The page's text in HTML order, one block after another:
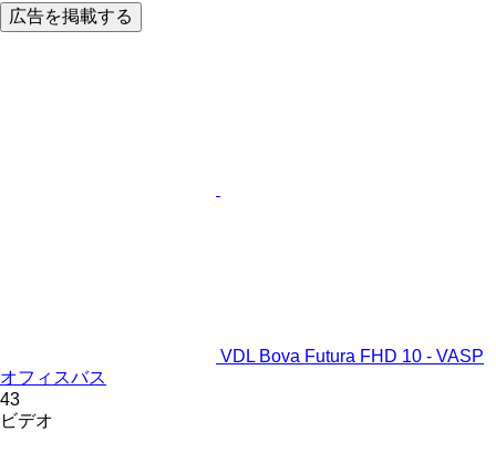
広告を掲載する
VDL Bova Futura FHD 10 - VASP
オフィスバス
43
ビデオ